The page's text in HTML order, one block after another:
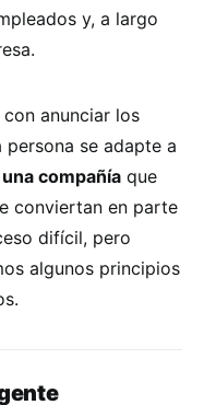
y, a largo
con anunciar los
se adapte a
compañía que
conviertan en parte
difícil, pero
algunos principios